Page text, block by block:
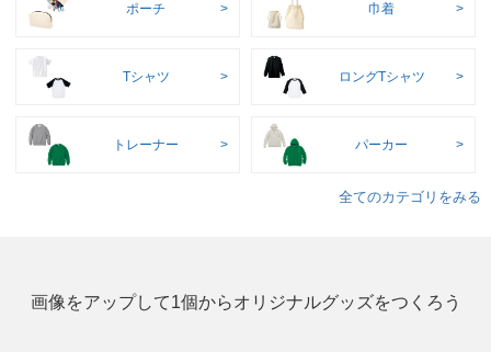
ポーチ 巾着
Tシャツ ロングTシャツ
トレーナー パーカー
全てのカテゴリをみる
画像をアップして1個からオリジナルグッズをつくろう